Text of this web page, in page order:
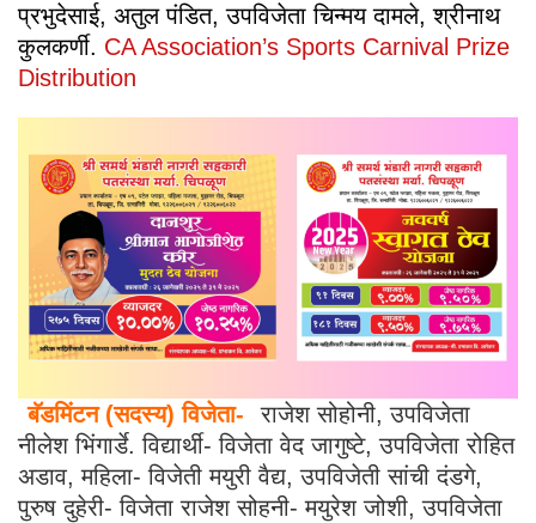
प्रभुदेसाई, अतुल पंडित, उपविजेता चिन्मय दामले, श्रीनाथ
कुलकर्णी. CA Association’s Sports Carnival Prize
Distribution
बॅडमिंटन (सदस्य) विजेता-
राजेश सोहोनी, उपविजेता
नीलेश भिंगार्डे. विद्यार्थी- विजेता वेद जागुष्टे, उपविजेता रोहित
अडाव, महिला- विजेती मयुरी वैद्य, उपविजेती सांची दंडगे,
पुरुष दुहेरी- विजेता राजेश सोहनी- मयुरेश जोशी, उपविजेता